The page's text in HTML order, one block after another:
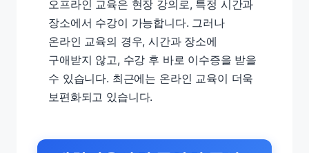
오프라인 교육은 현장 강의로, 특정 시간과
장소에서 수강이 가능합니다. 그러나
온라인 교육의 경우, 시간과 장소에
구애받지 않고, 수강 후 바로 이수증을 받을
수 있습니다. 최근에는 온라인 교육이 더욱
보편화되고 있습니다.